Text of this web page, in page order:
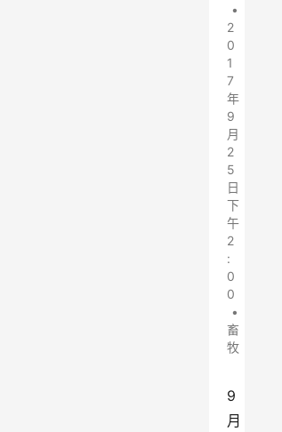
•
2
0
1
7
年
9
月
2
5
日
下
午
2
:
0
0
•
畜
牧
9
月